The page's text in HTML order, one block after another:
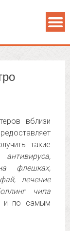
вблизи
такие
флешках,
лечение
чипа
и по самым